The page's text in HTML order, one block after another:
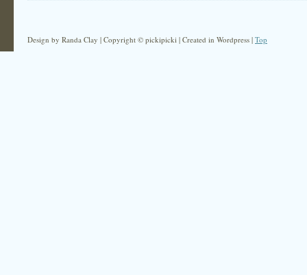
Design by Randa Clay | Copyright © pickipicki | Created in Wordpress | Top